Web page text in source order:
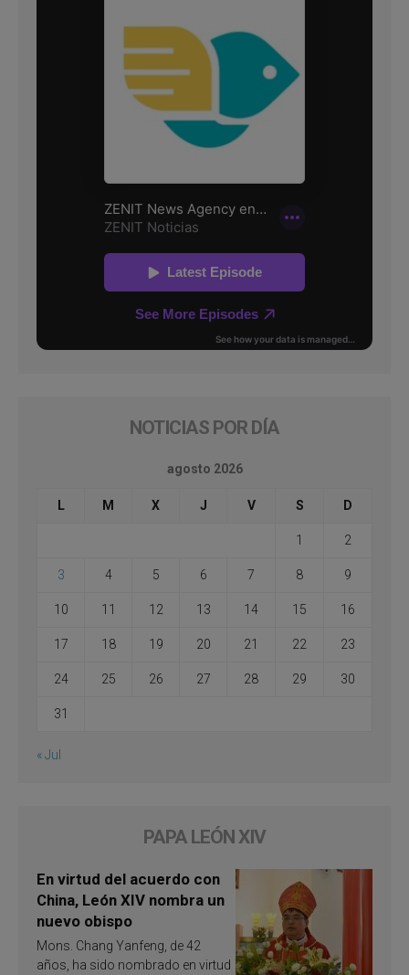
NOTICIAS POR DÍA
agosto 2026
L M X J V S D
1 2
3 4 5 6 7 8 9
10 11 12 13 14 15 16
17 18 19 20 21 22 23
24 25 26 27 28 29 30
31
« Jul
PAPA LEÓN XIV
En virtud del acuerdo con
China, León XIV nombra un
nuevo obispo
Mons. Chang Yanfeng, de 42
años, ha sido nombrado en virtud